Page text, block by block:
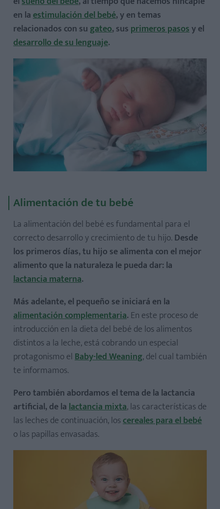
en laestimulación del bebé, y en temas
relacionados con sugateo, sus primeros pasosy el
desarrollo de su lenguaje.
Alimentación de tu bebé
La alimentación del bebé es fundamental para el
correcto desarrollo y crecimiento de tu hijo. Desde
los primeros días, tu hijo se alimenta con el mejor
alimento que la naturaleza le pueda dar: la
lactancia materna.
Más adelante, el pequeño se iniciará en la
alimentación complementaria. En este proceso de
introducción en la dieta del bebé de los alimentos
distintos a la leche, está cobrando un especial
protagonismo elBaby-led Weaning, del cual también
te informamos.
Pero también abordamos el tema de la lactancia
artificial, de lalactancia mixta, las características de
las leches de continuación, loscereales para el bebé
o las papillas envasadas.